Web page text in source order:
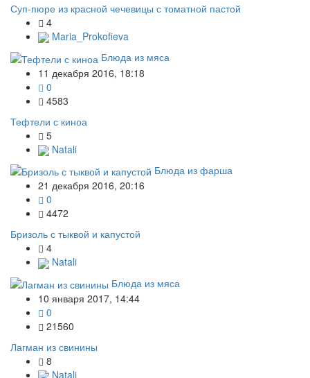
Суп-пюре из красной чечевицы с томатной пастой
4
Maria_Prokofieva
Блюда из мяса
11 декабря 2016, 18:18
0
4583
Тефтели с киноа
5
Natali
Блюда из фарша
21 декабря 2016, 20:16
0
4472
Бризоль с тыквой и капустой
4
Natali
Блюда из мяса
10 января 2017, 14:44
0
21560
Лагман из свинины
8
Natali